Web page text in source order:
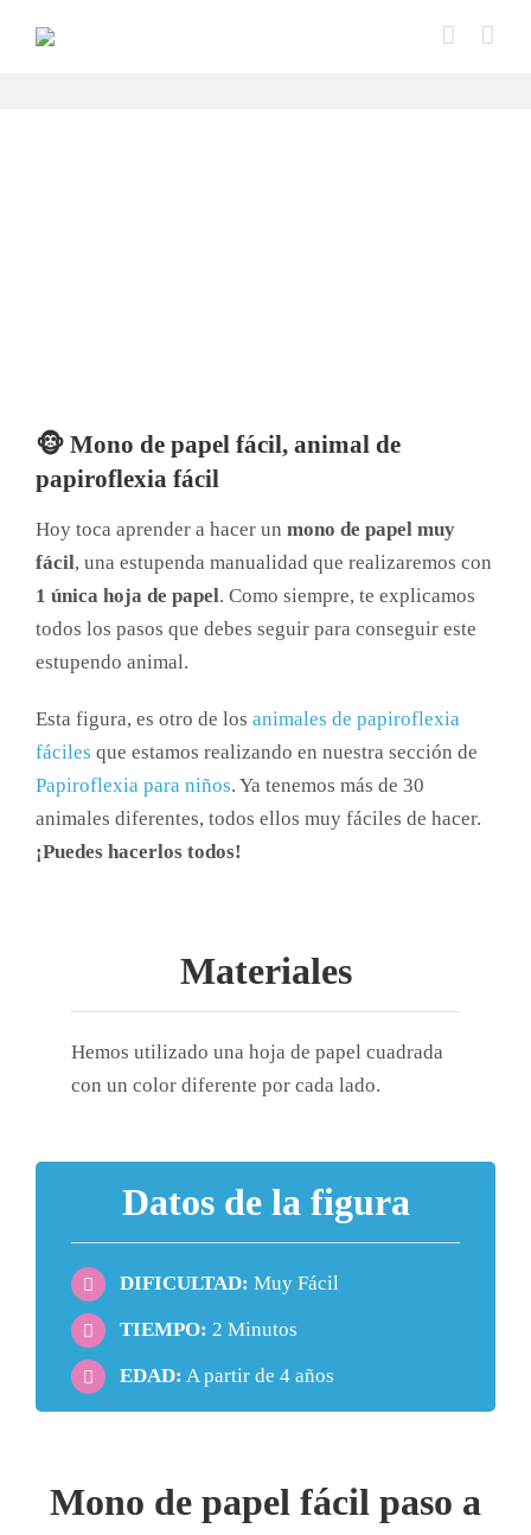
🐵 Mono de papel fácil, animal de
papiroflexia fácil
Hoy toca aprender a hacer un mono de papel muy
fácil, una estupenda manualidad que realizaremos con
1 única hoja de papel. Como siempre, te explicamos
todos los pasos que debes seguir para conseguir este
estupendo animal.
Esta figura, es otro de los animales de papiroflexia
fáciles que estamos realizando en nuestra sección de
Papiroflexia para niños. Ya tenemos más de 30
animales diferentes, todos ellos muy fáciles de hacer.
¡Puedes hacerlos todos!
Materiales
Hemos utilizado una hoja de papel cuadrada
con un color diferente por cada lado.
Datos de la figura
DIFICULTAD: Muy Fácil
TIEMPO: 2 Minutos
EDAD: A partir de 4 años
Mono de papel fácil paso a